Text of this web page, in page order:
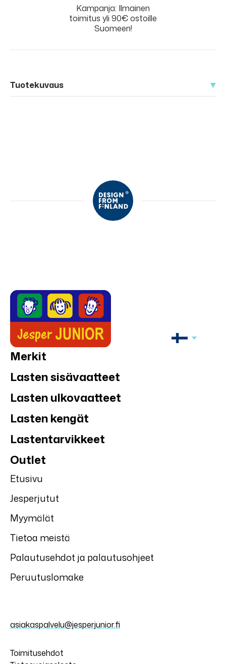
Kampanja: Ilmainen
toimitus yli 90€ ostoille
Suomeen!
Tuotekuvaus
Merkit
Lasten sisävaatteet
Lasten ulkovaatteet
Lasten kengät
Lastentarvikkeet
Outlet
Etusivu
Jesperjutut
Myymälät
Tietoa meistä
Palautusehdot ja palautusohjeet
Peruutuslomake
asiakaspalvelu@jesperjunior.fi
Toimitusehdot